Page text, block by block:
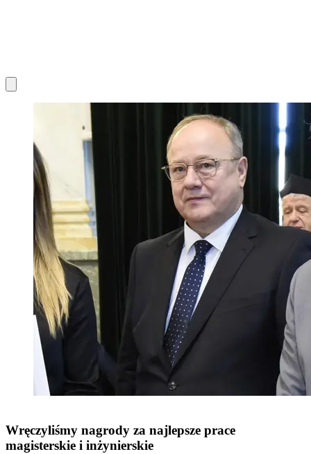
Wręczyliśmy nagrody za najlepsze prace
magisterskie i inżynierskie